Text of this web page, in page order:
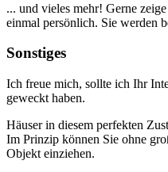
... und vieles mehr! Gerne
einmal persönlich. Sie werden
Sonstiges
Ich freue mich, sollte ich Ihr
geweckt haben.
Häuser in diesem perfekten
Im Prinzip können Sie ohne
Objekt einziehen.